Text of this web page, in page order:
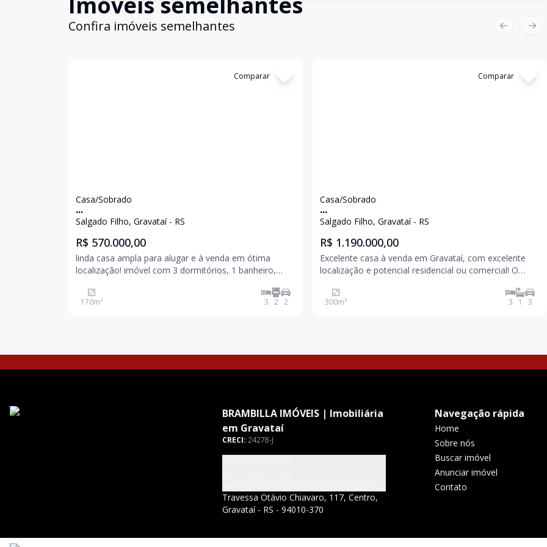
Confira imóveis semelhantes
Comparar
Casa/Sobrado
...
Salgado Filho, Gravataí - RS
R$ 570.000,00
linda casa ampla para alugar e à venda em ótima
localização! imóvel com 3 dormitórios, 1 banheiro,
ambiente funcional e bem distribuído. conta com piso
frio, oferecendo praticidade no dia a dia.
170m² 3 2 2
Comparar
Casa/Sobrado
...
Salgado Filho, Gravataí - RS
R$ 1.190.000,00
Excelente casa à venda em Gravataí, com excelente
localização e potencial residencial ou comercial! O
apresentando fachada moderna, ótimo estado de
conservação e ambientes amplos, sendo uma
300m² 3 1 3
Previous
BRAMBILLA IMÓVEIS | Imobiliária
em Gravataí
CRECI: 24278-J
Travessa Otávio Chiavaro, 117, Centro,
Gravataí - RS - 94010-370
Navegação rápida
Home
Sobre nós
Buscar imóvel
Anunciar imóvel
Contato